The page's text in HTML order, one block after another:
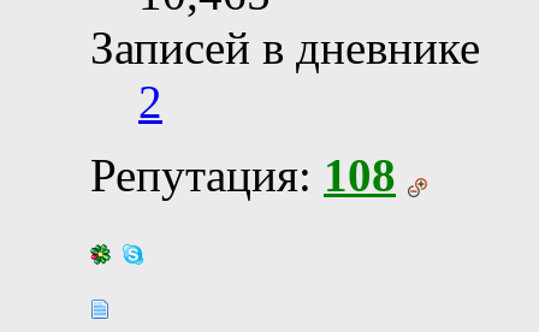
Записей в дневнике
2
Репутация: 108